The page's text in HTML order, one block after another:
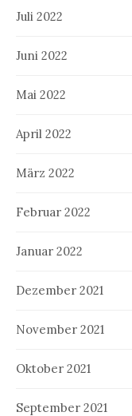
Juli 2022
Juni 2022
Mai 2022
April 2022
März 2022
Februar 2022
Januar 2022
Dezember 2021
November 2021
Oktober 2021
September 2021